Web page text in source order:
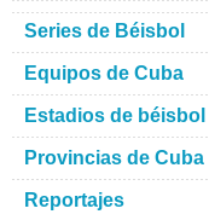
Series de Béisbol
Equipos de Cuba
Estadios de béisbol
Provincias de Cuba
Reportajes